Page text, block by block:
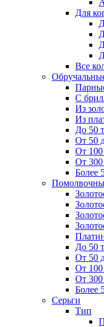
Для
Все
С
Из
Из
До 50
От 50
От 100
От 300
Более
До 50
От 50
От 100
От 300
Более
Серьги
Тип